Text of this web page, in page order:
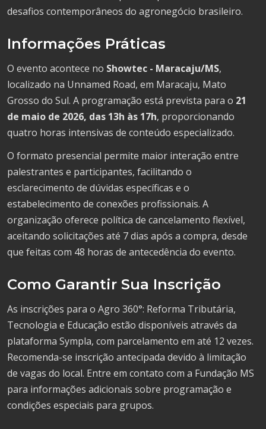
desafios contemporâneos do agronegócio brasileiro.
Informações Práticas
O evento acontece no Showtec - Maracaju/MS,
localizado na Unnamed Road, em Maracaju, Mato
Grosso do Sul. A programação está prevista para o 21
de maio de 2026, das 13h às 17h, proporcionando
quatro horas intensivas de conteúdo especializado.
O formato presencial permite maior interação entre
palestrantes e participantes, facilitando o
esclarecimento de dúvidas específicas e o
estabelecimento de conexões profissionais. A
organização oferece política de cancelamento flexível,
aceitando solicitações até 7 dias após a compra, desde
que feitas com 48 horas de antecedência do evento.
Como Garantir Sua Inscrição
As inscrições para o Agro 360°: Reforma Tributária,
Tecnologia e Educação estão disponíveis através da
plataforma Sympla, com parcelamento em até 12 vezes.
Recomenda-se inscrição antecipada devido à limitação
de vagas do local. Entre em contato com a Fundação MS
para informações adicionais sobre programação e
condições especiais para grupos.